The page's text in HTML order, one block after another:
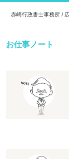
赤崎行政書士事務所 /
お仕事ノート